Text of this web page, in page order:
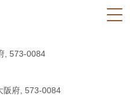
, 573-0084
阪府, 573-0084